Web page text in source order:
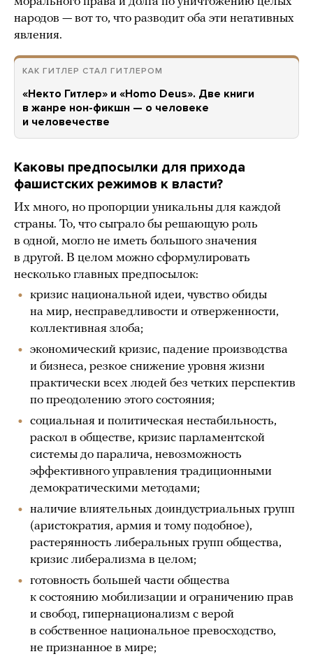
народов — вот то, что разводит оба эти негативных
явления.
КАК ГИТЛЕР СТАЛ ГИТЛЕРОМ
«Некто Гитлер» и «Homo Deus». Две книги
в жанре нон-фикшн — о человеке
и человечестве
Каковы предпосылки для прихода
фашистских режимов к власти?
Их много, но пропорции уникальны для каждой
страны. То, что сыграло бы решающую роль
в одной, могло не иметь большого значения
в другой. В целом можно сформулировать
несколько главных предпосылок:
кризис национальной идеи, чувство обиды
на мир, несправедливости и отверженности,
коллективная злоба;
экономический кризис, падение производства
и бизнеса, резкое снижение уровня жизни
практически всех людей без четких перспектив
по преодолению этого состояния;
социальная и политическая нестабильность,
раскол в обществе, кризис парламентской
системы до паралича, невозможность
эффективного управления традиционными
демократическими методами;
наличие влиятельных доиндустриальных групп
(аристократия, армия и тому подобное),
растерянность либеральных групп общества,
кризис либерализма в целом;
готовность большей части общества
к состоянию мобилизации и ограничению прав
и свобод, гипернационализм с верой
в собственное национальное превосходство,
не признанное в мире;